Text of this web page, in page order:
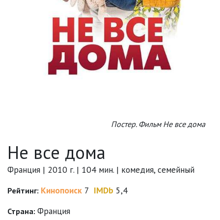
Постер. Фильм Не все дома
Не все дома
Франция | 2010 г. | 104 мин. | комедия, семейный
Рейтинг: Кинопоиск 7 IMDb 5,4
Страна: Франция